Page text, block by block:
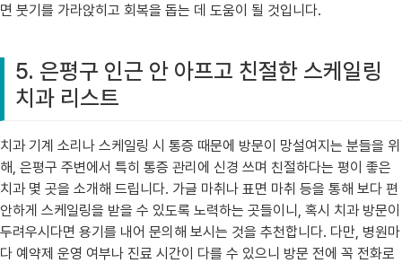
면 붓기를 가라앉히고 회복을 돕는 데 도움이 될 것입니다.
5. 은평구 인근 안 아프고 친절한 스케일링
치과 리스트
치과 기계 소리나 스케일링 시 통증 때문에 방문이 망설여지는 분들을 위
해, 은평구 주변에서 특히 통증 관리에 신경 쓰며 친절하다는 평이 좋은
치과 몇 곳을 소개해 드립니다. 가글 마취나 표면 마취 등을 통해 보다 편
안하게 스케일링을 받을 수 있도록 노력하는 곳들이니, 혹시 치과 방문이
두려우시다면 용기를 내어 문의해 보시는 것을 추천합니다. 다만, 병원마
다 예약제 운영 여부나 진료 시간이 다를 수 있으니 방문 전에 꼭 전화로